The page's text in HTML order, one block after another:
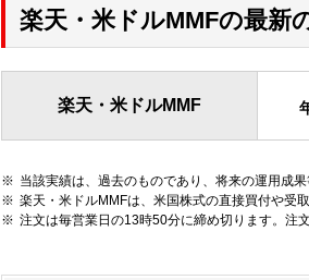
楽天・米ドルMMFの最新
楽天・米ドルMMF
当該実績は、過去のものであり、将来の運用成
楽天・米ドルMMFは、米国株式の直接買付や受
注文は毎営業日の13時50分に締め切ります。注